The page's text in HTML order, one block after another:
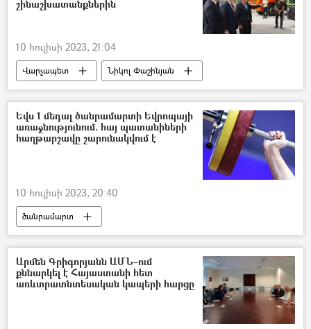
շինաշխատանքներին
10 հուլիսի 2023, 21:04
Վարչապետ
Նիկոլ Փաշինյան
դպրոց
մանկապարտեզ
Ճանապարհ
Կոտայք
Եվս 1 մեդալ ծանրամարտի Եվրոպայի
առաջնությունում. հայ պատանիների
հաղթարշավը շարունակվում է
10 հուլիսի 2023, 20:40
ծանրամարտ
Եվրոպայի ծանրամարտի առաջնություն
պատանի
մեդալ Հայաստան
Արմեն Գրիգորյանն ԱՄՆ–ում
քննարկել է Հայաստանի հետ
առևտրատնտեսական կապերի հարցը